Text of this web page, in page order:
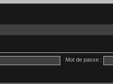
Mot de passe :